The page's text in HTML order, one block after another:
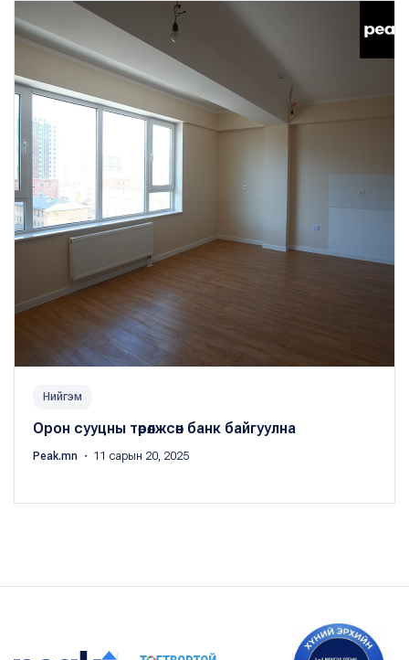
Нийгэм
Орон сууцны төрөлжсөн банк байгуулна
Peak.mn ・ 11 сарын 20, 2025